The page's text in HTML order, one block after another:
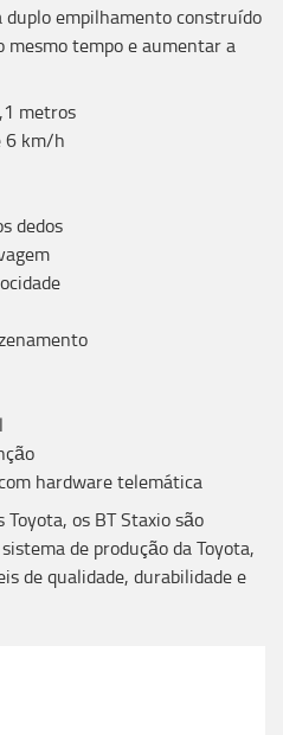
duplo empilhamento construído
tempo e aumentar a
metros
6 km/h
dedos
hardware telemática
os BT Staxio são
de produção da Toyota,
de qualidade, durabilidade e